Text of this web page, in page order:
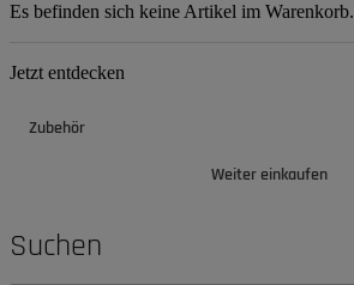
Es befinden sich keine Artikel im Warenkorb.
Jetzt entdecken
Zubehör
Weiter einkaufen
Suchen